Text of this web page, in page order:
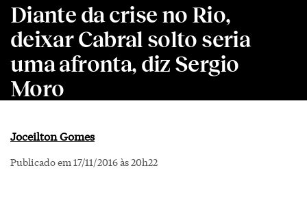
Diante da crise no Rio,
deixar Cabral solto seria
uma afronta, diz Sergio
Moro
Joceilton Gomes
Publicado em 17/11/2016 às 20h22